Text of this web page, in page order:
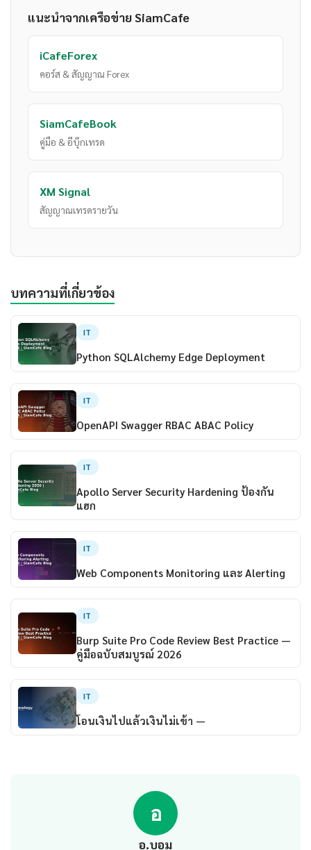
แนะนำจากเครือข่าย SiamCafe
iCafeForex
คอร์ส & สัญญาณ Forex
SiamCafeBook
คู่มือ & อีบุ๊กเทรด
XM Signal
สัญญาณเทรดรายวัน
บทความที่เกี่ยวข้อง
IT
Python SQLAlchemy Edge Deployment
IT
OpenAPI Swagger RBAC ABAC Policy
IT
Apollo Server Security Hardening ป้องกัน
แฮก
IT
Web Components Monitoring และ Alerting
IT
Burp Suite Pro Code Review Best Practice —
คู่มือฉบับสมบูรณ์ 2026
IT
โอนเงินไปแล้วเงินไม่เข้า —
อ
อ.บอม